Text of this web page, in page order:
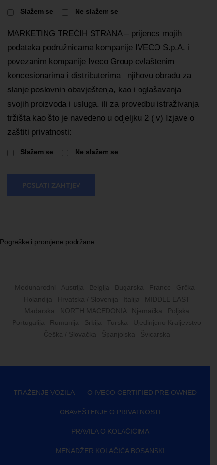
Slažem se Ne slažem se
MARKETING TREĆIH STRANA – prijenos mojih
podataka podružnicama kompanije IVECO S.p.A. i
povezanim kompanije Iveco Group ovlaštenim
koncesionarima i distributerima i njihovu obradu za
slanje poslovnih obavještenja, kao i oglašavanja
svojih proizvoda i usluga, ili za provedbu istraživanja
tržišta kao što je navedeno u odjeljku 2 (iv) Izjave o
zaštiti privatnosti:
Slažem se Ne slažem se
POSLATI ZAHTJEV
Pogreške i promjene podržane.
Međunarodni Austrija Belgija Bugarska France
Grčka
Holandija
Hrvatska / Slovenija Italija
MIDDLE EAST
Mađarska
NORTH MACEDONIA Njemačka
Poljska
Portugalija
Rumunija Srbija Turska
Ujedinjeno Kraljevstvo
Češka / Slovačka
Španjolska Švicarska
TRAŽENJE VOZILA O IVECO CERTIFIED PRE-OWNED
OBAVEŠTENJE O PRIVATNOSTI
PRAVILA O KOLAČIĆIMA
MENADŽER KOLAČIĆA BOSANSKI